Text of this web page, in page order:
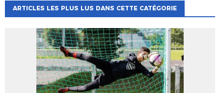
ARTICLES LES PLUS LUS DANS CETTE CATÉGORIE